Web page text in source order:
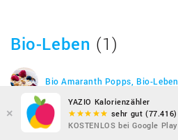
Bio-Leben (1)
Bio Amaranth Popps, Bio-Leben
×
YAZIO Kalorienzähler
sehr gut (77.416)
KOSTENLOS bei Google Play